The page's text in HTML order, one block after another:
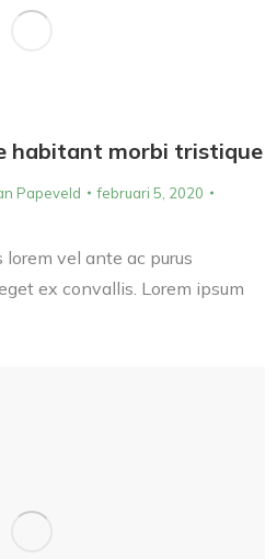
habitant morbi tristique
Papeveld
februari 5, 2020
lorem vel ante ac purus
ex convallis. Lorem ipsum